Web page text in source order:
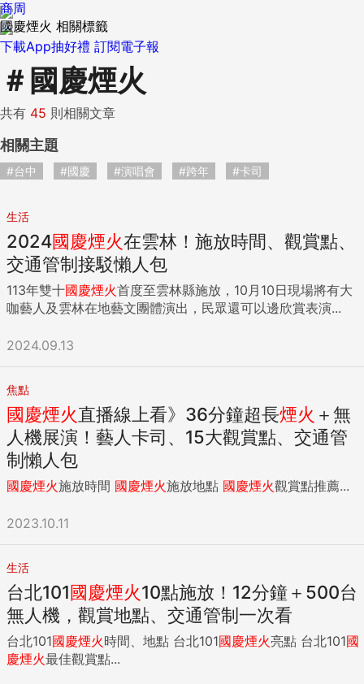
下載App抽好禮 訂閱電子報
商周
國慶煙火 相關標籤
＃ 國慶煙火
共有 45 則相關文章
相關主題
#台中 #國慶 #演唱會 #跨年 #卡司
生活
2024國慶煙火在雲林！施放時間、觀賞點、
交通管制接駁懶人包
113年雙十國慶煙火首度至雲林縣施放，10月10日現場將有大
咖藝人及雲林在地藝文團體演出，民眾還可以邊欣賞表演...
2024.09.13
焦點
國慶煙火直播線上看》36分鐘超長煙火 ＋無
人機展演！藝人卡司、15大觀賞點、交通管
制懶人包
國慶煙火施放時間 國慶煙火施放地點 國慶煙火觀賞點推薦...
2023.10.11
生活
台北101國慶煙火10點施放！12分鐘＋500台
無人機，觀賞地點、交通管制一次看
台北101國慶煙火 時間、地點 台北101國慶煙火 亮點 台北101國
慶煙火最佳觀賞點...